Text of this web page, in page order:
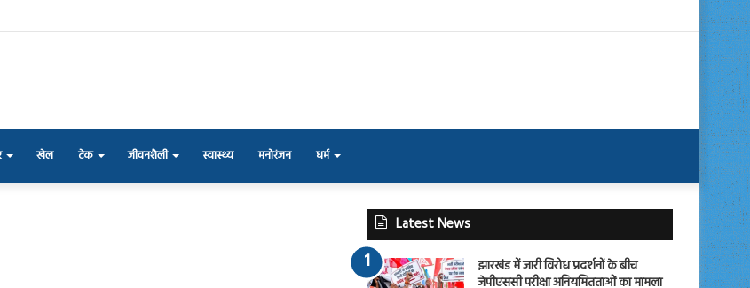
खेल टेक जीवनशैली स्वास्थ्य मनोरंजन धर्म
Latest News
झारखंड में जारी विरोध प्रदर्शनों के बीच
जेपीएससी परीक्षा अनियमितताओं का मामला